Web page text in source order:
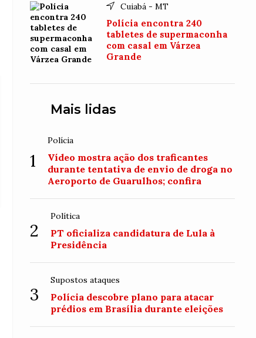
Cuiabá - MT
Polícia encontra 240
tabletes de supermaconha
com casal em Várzea
Grande
Mais lidas
1
Polícia
Vídeo mostra ação dos traficantes
durante tentativa de envio de droga no
Aeroporto de Guarulhos; confira
2
Política
PT oficializa candidatura de Lula à
Presidência
3
Supostos ataques
Polícia descobre plano para atacar
prédios em Brasília durante eleições